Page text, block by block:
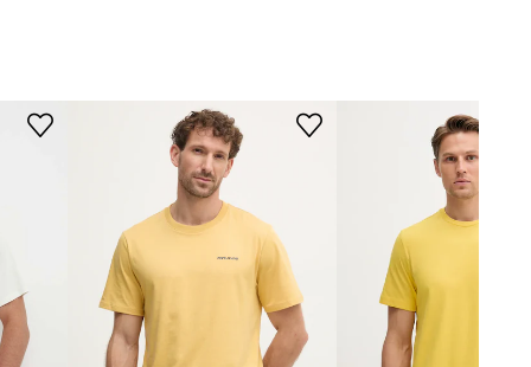
Tabulka velikosti